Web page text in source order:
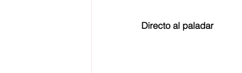
Directo al paladar